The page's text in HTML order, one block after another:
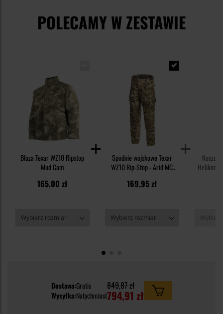
POLECAMY W ZESTAWIE
Bluza Texar WZ10 Ripstop
Mud Cam
165,00 zł
Spodnie wojskowe Texar
WZ10 Rip-Stop - Arid MC
169,95 zł
Helikon-
Dostawa:Gratis
Wysyłka:Natychmiast
849,87 zł
794,91 zł